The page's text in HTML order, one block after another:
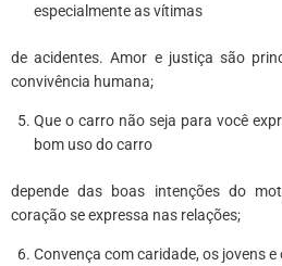
especialmente as vítimas
de acidentes. Amor e justiça são
convivência humana;
Que o carro não seja para você
bom uso do carro
depende das boas intenções do
coração se expressa nas relações;
Convença com caridade, os jovens